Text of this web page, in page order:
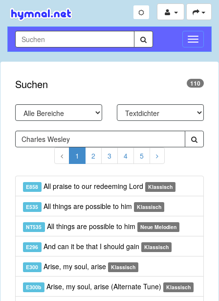
Suchen 110
1 2 3 4 5
E858 All praise to our redeeming Lord Klassisch
E535 All things are possible to him Klassisch
NT535 All things are possible to him Neue Melodien
E296 And can it be that I should gain Klassisch
E300 Arise, my soul, arise Klassisch
E300b Arise, my soul, arise (Alternate Tune) Klassisch